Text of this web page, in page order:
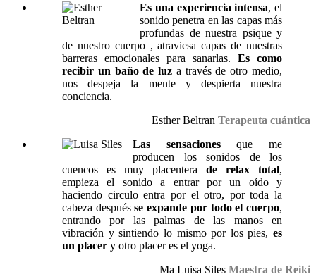
Es una experiencia intensa, el
sonido penetra en las capas más
profundas de nuestra psique y
de nuestro cuerpo , atraviesa capas de nuestras
barreras emocionales para sanarlas. Es como
recibir un baño de luz a través de otro medio,
nos despeja la mente y despierta nuestra
conciencia.
Esther Beltran Terapeuta cuántica
Las sensacionesque me
producen los sonidos de los
cuencos es muy placentera de relax total,
empieza el sonido a entrar por un oído y
haciendo circulo entra por el otro, por toda la
cabeza despuésse expande por todo el cuerpo,
entrando por las palmas de las manos en
vibración y sintiendo lo mismo por los pies, es
un placer y otro placer es el yoga.
Ma Luisa Siles Maestra de Reiki